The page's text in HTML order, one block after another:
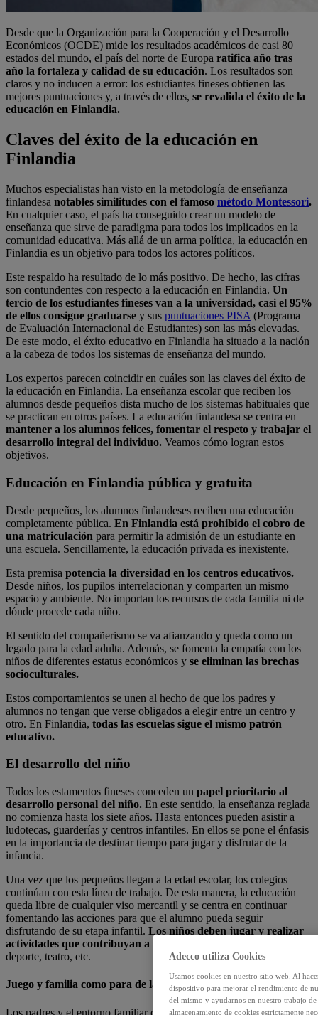
Desde que la Organización para la Cooperación y el Desarrollo
Económicos​ (OCDE) mide los resultados académicos de casi 80
estados del mundo, el país del norte de Europa ratifica año tras
año la fortaleza y calidad de su educación. Los resultados son
claros y no inducen a error: los estudiantes fineses obtienen las
mejores puntuaciones y, a través de ellos, se revalida el éxito de la
educación en Finlandia.
Claves del éxito de la educación en
Finlandia
Muchos especialistas han visto en la metodología de enseñanza
finlandesa notables similitudes con el famoso método Montessori.
En cualquier caso, el país ha conseguido crear un modelo de
enseñanza que sirve de paradigma para todos los implicados en la
comunidad educativa. Más allá de un arma política, la educación en
Finlandia es un objetivo para todos los actores políticos.
Este respaldo ha resultado de lo más positivo. De hecho, las cifras
son contundentes con respecto a la educación en Finlandia. Un
tercio de los estudiantes fineses van a la universidad, casi el 95%
de ellos consigue graduarse y sus puntuaciones PISA (Programa
de Evaluación Internacional de Estudiantes) son las más elevadas.
De este modo, el éxito educativo en Finlandia ha situado a la nación
a la cabeza de todos los sistemas de enseñanza del mundo.
Los expertos parecen coincidir en cuáles son las claves del éxito de
la educación en Finlandia. La enseñanza escolar que reciben los
alumnos desde pequeños dista mucho de los sistemas habituales que
se practican en otros países. La educación finlandesa se centra en
mantener a los alumnos felices, fomentar el respeto y trabajar el
desarrollo integral del individuo. Veamos cómo logran estos
objetivos.
Educación en Finlandia pública y gratuita
Desde pequeños, los alumnos finlandeses reciben una educación
completamente pública. En Finlandia está prohibido el cobro de
una matriculación para permitir la admisión de un estudiante en
una escuela. Sencillamente, la educación privada es inexistente.
Esta premisa potencia la diversidad en los centros educativos.
Desde niños, los pupilos interrelacionan y comparten un mismo
espacio y ambiente. No importan los recursos de cada familia ni de
dónde procede cada niño.
El sentido del compañerismo se va afianzando y queda como un
legado para la edad adulta. Además, se fomenta la empatía con los
niños de diferentes estatus económicos y se eliminan las brechas
socioculturales.
Estos comportamientos se unen al hecho de que los padres y
alumnos no tengan que verse obligados a elegir entre un centro y
otro. En Finlandia, todas las escuelas sigue el mismo patrón
educativo.
El desarrollo del niño
Todos los estamentos fineses conceden un papel prioritario al
desarrollo personal del niño. En este sentido, la enseñanza reglada
no comienza hasta los siete años. Hasta entonces pueden asistir a
ludotecas, guarderías y centros infantiles. En ellos se pone el énfasis
en la importancia de destinar tiempo para jugar y disfrutar de la
infancia.
Una vez que los pequeños llegan a la edad escolar, los colegios
continúan con esta línea de trabajo. De esta manera, la educación
queda libre de cualquier viso mercantil y se centra en continuar
fomentando las acciones para que el alumno pueda seguir
disfrutando de su etapa infantil. Los niños deben jugar y realizar
actividades que contribuyan a su desarrollo personal:
deporte, teatro, etc.
Juego y familia como para de la educación en Finlandia
Los padres y el entorno familiar ocupa un lugar destacado para
Adecco utiliza Cookies
Usamos cookies en nuestro sitio web. Al
dispositivo para mejorar el rendimiento de
del mismo y ayudarnos en nuestro trabajo
almacenamiento de cookies estrictamente